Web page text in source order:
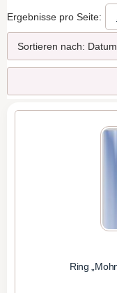
Ergebnisse pro Seite:
Ring